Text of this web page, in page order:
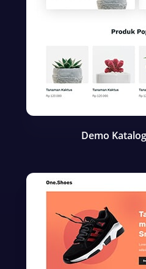
Demo